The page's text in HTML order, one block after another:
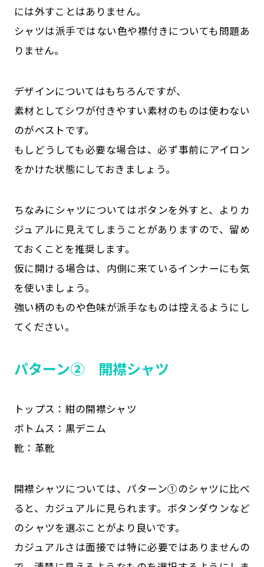
には外すことはありません。
シャツは派手ではない色や襟付きについても問題あ
りません。
デザインについてはもちろんですが、
素材としてシワが付きやすい素材のものは使わない
のがベストです。
もしどうしても必要な場合は、必ず事前にアイロン
をかけた状態にしておきましょう。
ちなみにシャツについてはボタンを外すと、よりカ
ジュアルに見えてしまうことがありますので、留め
ておくことを推奨します。
仮に開ける場合は、内側に来ているインナーにも気
を使いましょう。
強い柄のものや色味が派手なものは控えるようにし
てください。
パターン② 開襟シャツ
トップス：紺の開襟シャツ
ボトムス：黒デニム
靴：革靴
開襟シャツについては、パターン①のシャツに比べ
ると、カジュアルに見られます。ボタンダウンなど
のシャツを選ぶことがより良いです。
カジュアルさは面接では特に必要ではありませんの